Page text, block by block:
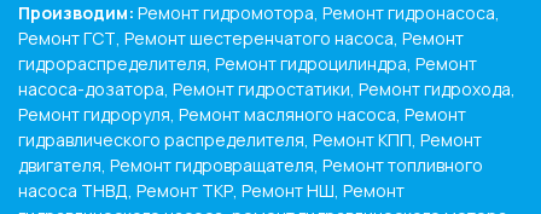
Производим: Ремонт гидромотора, Ремонт гидронасоса,
Ремонт ГСТ, Ремонт шестеренчатого насоса, Ремонт
гидрораспределителя, Ремонт гидроцилиндра, Ремонт
насоса-дозатора, Ремонт гидростатики, Ремонт гидрохода,
Ремонт гидроруля, Ремонт масляного насоса, Ремонт
гидравлического распределителя, Ремонт КПП, Ремонт
двигателя, Ремонт гидровращателя, Ремонт топливного
насоса ТНВД, Ремонт ТКР, Ремонт НШ, Ремонт